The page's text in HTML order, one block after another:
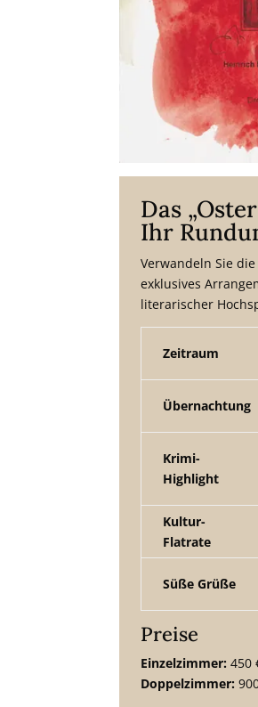
Das
Ihr
Verwandeln Sie
exklusives
literarischer
Zeitraum
Übernachtung
Krimi-
Highlight
Kultur-
Flatrate
Süße Grüße
Preise
Einzelzimmer: 450
Doppelzimmer: